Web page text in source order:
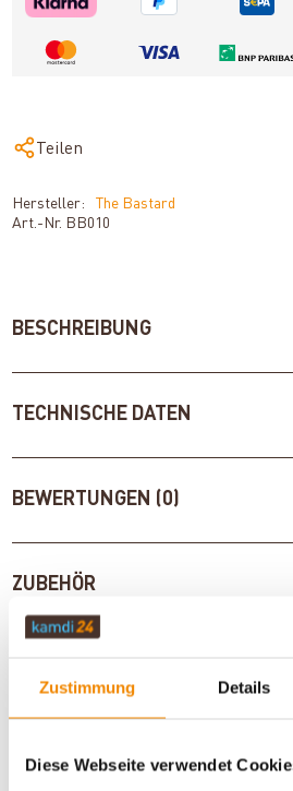
Zustimmung Details
Diese Webseite verwendet
Teilen
Hersteller:
The Bastard
Art.-Nr. BB010
BESCHREIBUNG
TECHNISCHE DATEN
BEWERTUNGEN (0)
ZUBEHÖR
Artikeldatenblatt drucken